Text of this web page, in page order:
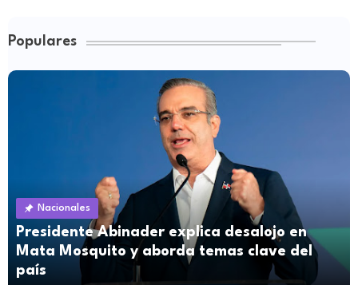
Populares
Nacionales
Presidente Abinader explica desalojo en
Mata Mosquito y aborda temas clave del
país